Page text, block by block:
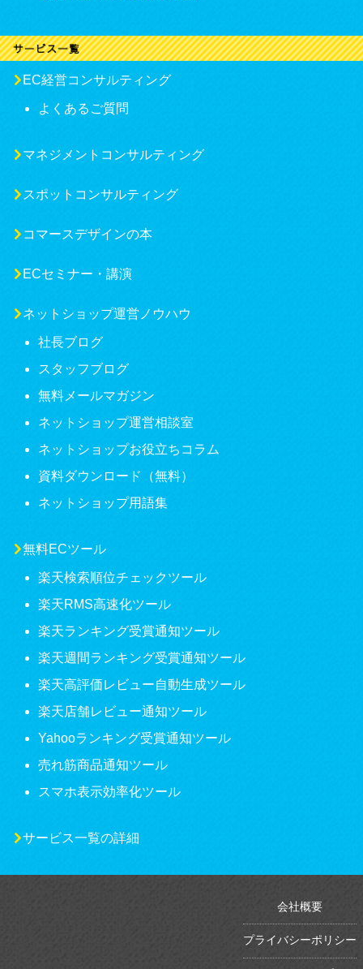
EC経営コンサルティング
よくあるご質問
マネジメントコンサルティング
スポットコンサルティング
コマースデザインの本
ECセミナー・講演
ネットショップ運営ノウハウ
社長ブログ
スタッフブログ
無料メールマガジン
ネットショップ運営相談室
ネットショップお役立ちコラム
資料ダウンロード（無料）
ネットショップ用語集
無料ECツール
楽天検索順位チェックツール
楽天RMS高速化ツール
楽天ランキング受賞通知ツール
楽天週間ランキング受賞通知ツール
楽天高評価レビュー自動生成ツール
楽天店舗レビュー通知ツール
Yahooランキング受賞通知ツール
売れ筋商品通知ツール
スマホ表示効率化ツール
サービス一覧の詳細
会社概要
プライバシーポリシー